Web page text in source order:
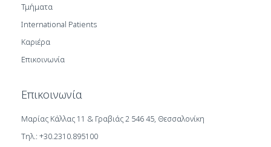
Τμήματα
International Patients
Καριέρα
Επικοινωνία
Επικοινωνία
Μαρίας Κάλλας 11 & Γραβιάς 2 546 45, Θεσσαλονίκη
Τηλ.: +30.2310.895100